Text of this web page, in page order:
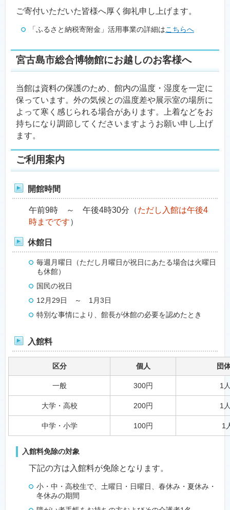
ご寄付いただいた皆様へ厚く御礼申し上げます。
「ふるさと納税寄附金」活用事業の詳細はこちらへ
宮古島市総合博物館にお越しのお客様へ
当館は資料の保護のため、館内の温度・湿度を一定に
保っています。外の気候との温度差や展示室の場所に
よって寒く感じられる場合があります。上着などをお
持ちになり調節してくださいますようお願い申し上げ
ます。
ご利用案内
開館時間
午前9時 ～ 午後4時30分（ただし入館は午後4
時までです）
休館日
毎週月曜日（ただし月曜日が祝日にあたる場合は火曜日
も休館）
国民の祝日
12月29日 ～ 1月3日
特別な事情により、館長が休館の必要を認めたとき
入館料
区分 個人 団
一般 300円 1
大学・高校 200円 1
中学・小学 100円 1
入館料免除の対象
下記の方は入館料が免除となります。
小・中・高校生で、土曜日・日曜日、春休み・夏休み・
冬休みの期間